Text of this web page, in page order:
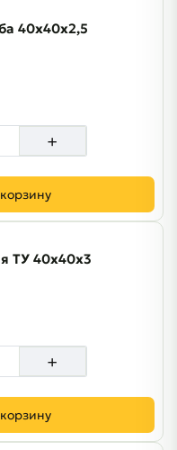
40х40х2,5
+
ТУ 40х40х3
+